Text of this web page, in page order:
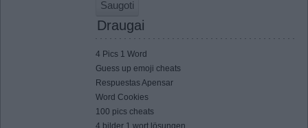
Draugai
4 Pics 1 Word
Guess up emoji cheats
Respuestas Apensar
Word Cookies
100 pics cheats
4 bilder 1 wort lösungen